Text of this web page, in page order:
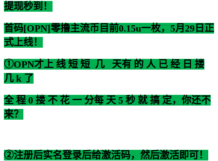
提现秒到！
首码[OPN]零撸主流币目前0.15u一枚，5月29日正
式上线！
①OPN才上 线 短 短 几 天有 的 人 已 经 日 搂
几 k 了
全 程 0 搂 不 花 一 分每 天 5 秒 就 搞 定，你还不
来？
②注册后实名登录后给激活码，然后激活即可！